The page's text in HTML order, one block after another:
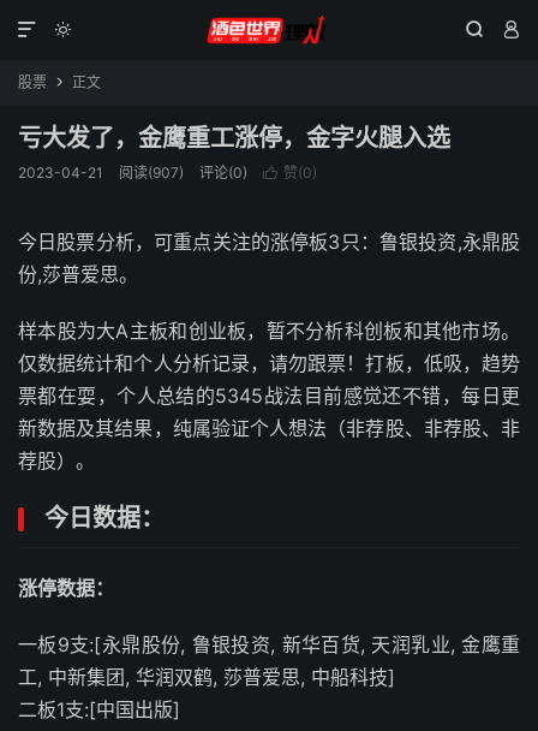
  

股票  正文
亏大发了，金鹰重工涨停，金字火腿入选
2023-04-21 阅读(907) 评论(0)  赞(0)
今日股票分析，可重点关注的涨停板3只：鲁银投资,永鼎股
份,莎普爱思。
样本股为大A主板和创业板，暂不分析科创板和其他市场。
仅数据统计和个人分析记录，请勿跟票！打板，低吸，趋势
票都在耍，个人总结的5345战法目前感觉还不错，每日更
新数据及其结果，纯属验证个人想法（非荐股、非荐股、非
荐股）。
今日数据：
涨停数据：
一板9支:[永鼎股份, 鲁银投资, 新华百货, 天润乳业, 金鹰重
工, 中新集团, 华润双鹤, 莎普爱思, 中船科技]
二板1支:[中国出版]